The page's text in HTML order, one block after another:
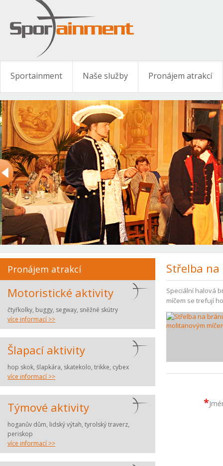
Sportainment Naše služby Pronájem atrakcí
Pronájem atrakcí
Motoristické aktivity
čtyřkolky, buggy, segway, sněžné skútry
více informací >>
Šlapací aktivity
hop skok, šlapkára, skatekolo, trikke, cybex
více informací >>
Týmové aktivity
hoganův dům, lidský výtah, tyrolský traverz,
periskop
více informací >>
Střelba
Speciální halová
míčem se trefují
*